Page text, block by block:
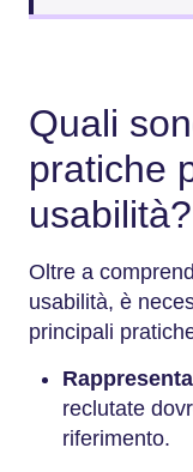
Quali
pratiche
usabilità?
Oltre a
usabilità, è
principali
reclutate
riferimento.